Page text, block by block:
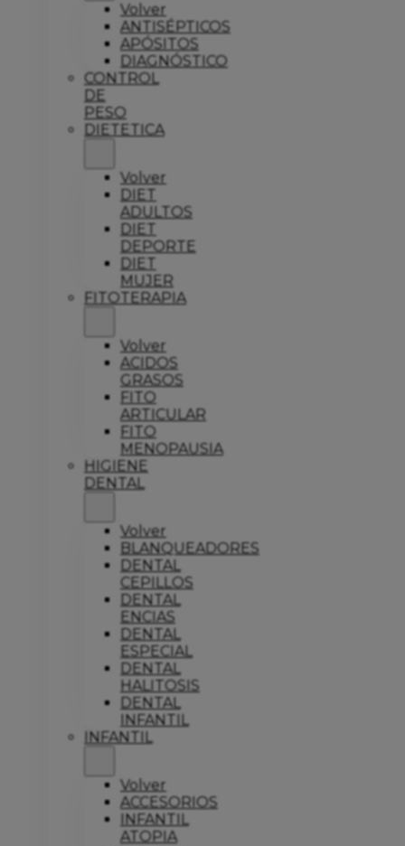
Volver
ANTISÉPTICOS
APÓSITOS
DIAGNÓSTICO
CONTROL
DE
PESO
DIETETICA
Volver
DIET
ADULTOS
DIET
DEPORTE
DIET
MUJER
FITOTERAPIA
Volver
ACIDOS
GRASOS
FITO
ARTICULAR
FITO
MENOPAUSIA
HIGIENE
DENTAL
Volver
BLANQUEADORES
DENTAL
CEPILLOS
DENTAL
ENCIAS
DENTAL
ESPECIAL
DENTAL
HALITOSIS
DENTAL
INFANTIL
INFANTIL
Volver
ACCESORIOS
INFANTIL
ATOPIA